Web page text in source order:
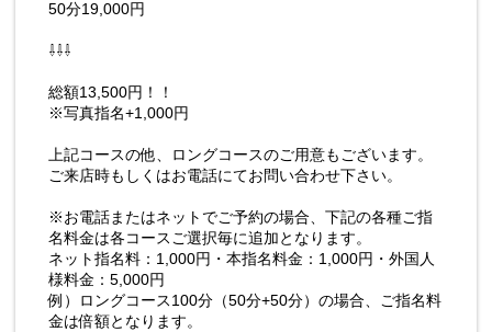
50分19,000円
⇩⇩⇩
総額13,500円！！
※写真指名+1,000円
上記コースの他、ロングコースのご用意もございます。
ご来店時もしくはお電話にてお問い合わせ下さい。
※お電話またはネットでご予約の場合、下記の各種ご指
名料金は各コースご選択毎に追加となります。
ネット指名料：1,000円・本指名料金：1,000円・外国人
様料金：5,000円
例）ロングコース100分（50分+50分）の場合、ご指名料
金は倍額となります。